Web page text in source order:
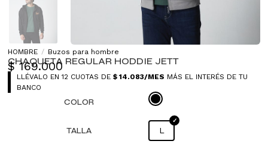
HOMBRE / Buzos para hombre
CHAQUETA REGULAR HODDIE JETT
$169.000
LLÉVALO EN 12 CUOTAS DE$ 14.083/MES MÁS EL INTERÉS DE TU
BANCO
COLOR
TALLA L